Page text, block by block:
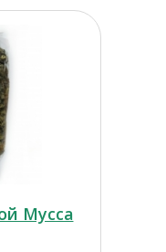
Мусса